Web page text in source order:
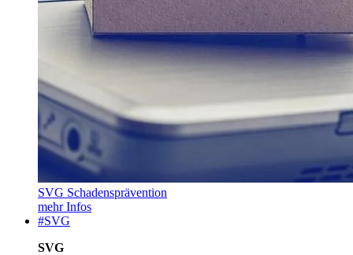
SVG Schadensprävention
mehr Infos
#SVG
SVG